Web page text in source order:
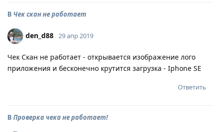
В Чек скан не работает
den_d88 29 апр 2019
Чек Cкан не работает - открывается изображение лого
приложения и бесконечно крутится загрузка - Iphone SE
Ответить
В Проверка чека не работает!